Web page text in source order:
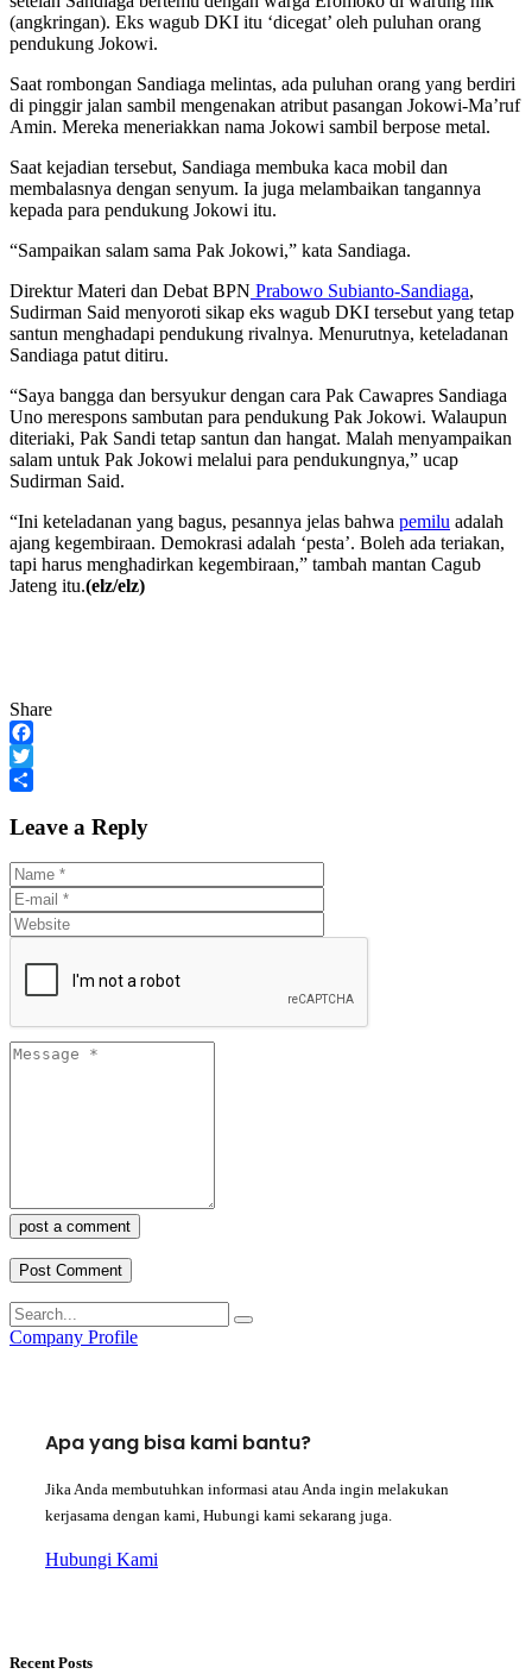
(angkringan). Eks wagub DKI itu ‘dicegat’ oleh puluhan orang
pendukung Jokowi.
Saat rombongan Sandiaga melintas, ada puluhan orang yang berdiri
di pinggir jalan sambil mengenakan atribut pasangan Jokowi-Ma’ruf
Amin. Mereka meneriakkan nama Jokowi sambil berpose metal.
Saat kejadian tersebut, Sandiaga membuka kaca mobil dan
membalasnya dengan senyum. Ia juga melambaikan tangannya
kepada para pendukung Jokowi itu.
“Sampaikan salam sama Pak Jokowi,” kata Sandiaga.
Direktur Materi dan Debat BPN Prabowo Subianto-Sandiaga,
Sudirman Said menyoroti sikap eks wagub DKI tersebut yang tetap
santun menghadapi pendukung rivalnya. Menurutnya, keteladanan
Sandiaga patut ditiru.
“Saya bangga dan bersyukur dengan cara Pak Cawapres Sandiaga
Uno merespons sambutan para pendukung Pak Jokowi. Walaupun
diteriaki, Pak Sandi tetap santun dan hangat. Malah menyampaikan
salam untuk Pak Jokowi melalui para pendukungnya,” ucap
Sudirman Said.
“Ini keteladanan yang bagus, pesannya jelas bahwa pemilu adalah
ajang kegembiraan. Demokrasi adalah ‘pesta’. Boleh ada teriakan,
tapi harus menghadirkan kegembiraan,” tambah mantan Cagub
Jateng itu.(elz/elz)
Share
Facebook
Twitter
Leave a Reply
post a comment
Company Profile
Apa yang bisa kami bantu?
Jika Anda membutuhkan informasi atau Anda ingin melakukan
kerjasama dengan kami, Hubungi kami sekarang juga.
Hubungi Kami
Recent Posts